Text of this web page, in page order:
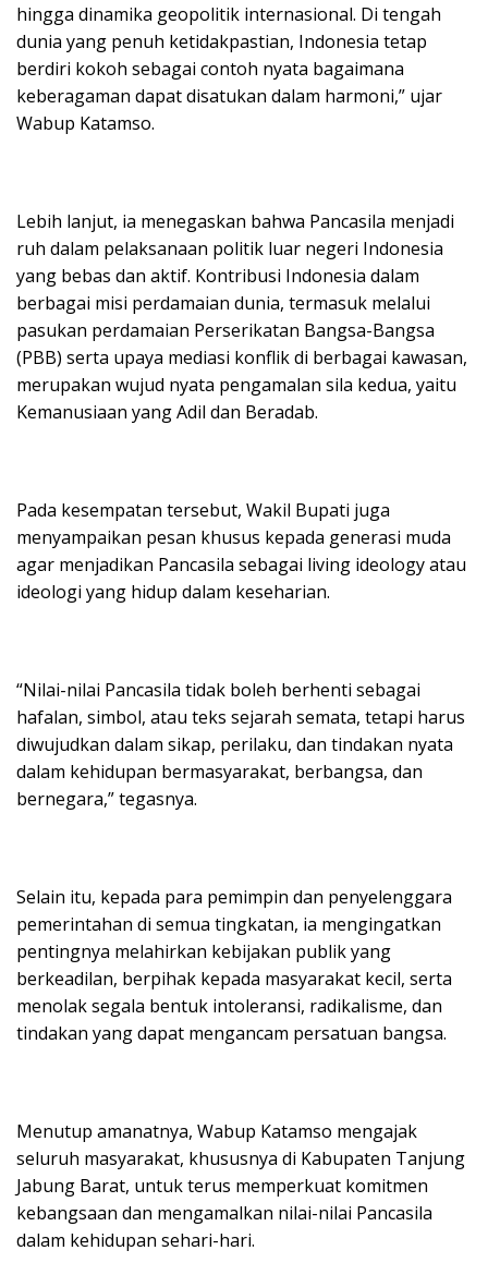
hingga dinamika geopolitik internasional. Di tengah
dunia yang penuh ketidakpastian, Indonesia tetap
berdiri kokoh sebagai contoh nyata bagaimana
keberagaman dapat disatukan dalam harmoni,” ujar
Wabup Katamso.
Lebih lanjut, ia menegaskan bahwa Pancasila menjadi
ruh dalam pelaksanaan politik luar negeri Indonesia
yang bebas dan aktif. Kontribusi Indonesia dalam
berbagai misi perdamaian dunia, termasuk melalui
pasukan perdamaian Perserikatan Bangsa-Bangsa
(PBB) serta upaya mediasi konflik di berbagai kawasan,
merupakan wujud nyata pengamalan sila kedua, yaitu
Kemanusiaan yang Adil dan Beradab.
Pada kesempatan tersebut, Wakil Bupati juga
menyampaikan pesan khusus kepada generasi muda
agar menjadikan Pancasila sebagai living ideology atau
ideologi yang hidup dalam keseharian.
“Nilai-nilai Pancasila tidak boleh berhenti sebagai
hafalan, simbol, atau teks sejarah semata, tetapi harus
diwujudkan dalam sikap, perilaku, dan tindakan nyata
dalam kehidupan bermasyarakat, berbangsa, dan
bernegara,” tegasnya.
Selain itu, kepada para pemimpin dan penyelenggara
pemerintahan di semua tingkatan, ia mengingatkan
pentingnya melahirkan kebijakan publik yang
berkeadilan, berpihak kepada masyarakat kecil, serta
menolak segala bentuk intoleransi, radikalisme, dan
tindakan yang dapat mengancam persatuan bangsa.
Menutup amanatnya, Wabup Katamso mengajak
seluruh masyarakat, khususnya di Kabupaten Tanjung
Jabung Barat, untuk terus memperkuat komitmen
kebangsaan dan mengamalkan nilai-nilai Pancasila
dalam kehidupan sehari-hari.